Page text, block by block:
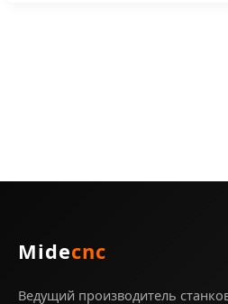
Midecnc
Ведущий производитель